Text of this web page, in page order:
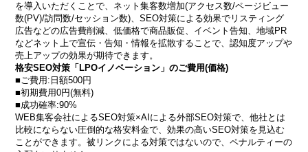
を導入いただくことで、ネット集客数増加(アクセス数/ページビュー
数(PV)/訪問数/セッション数)、SEO対策による効果でリスティング
広告などの広告費削減、低価格で商品販促、イベント告知、地域PR
などネット上で宣伝・告知・情報を拡散することで、認知度アップや
売上アップの効果が期待できます。
格安SEO対策「LPOイノベーション」のご費用(価格)
■ご費用:日額500円
■初期費用0円(無料)
■成功確率:90%
WEB集客会社によるSEO対策×AIによる外部SEO対策で、他社とは
比較にならない圧倒的な格安料金で、効果の高いSEO対策を見込む
ことができます。被リンクによる対策ではないので、ペナルティーの